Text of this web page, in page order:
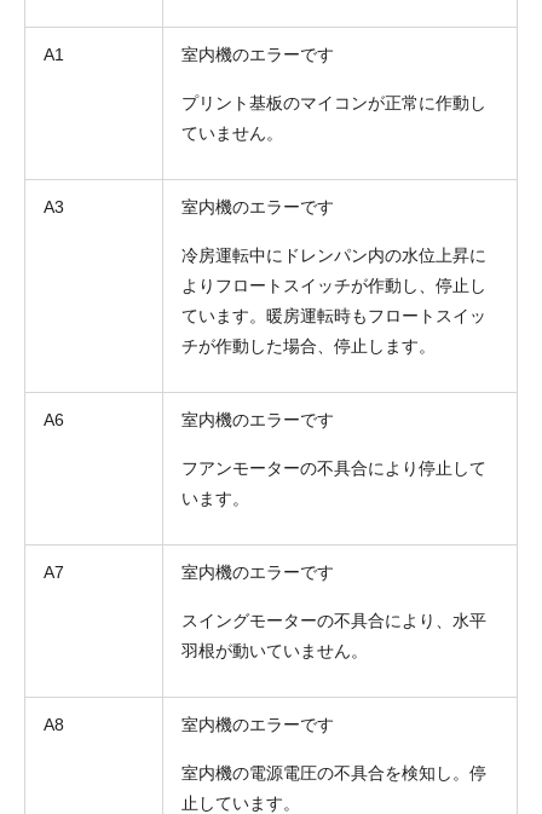
A1 室内機のエラーです
プリント基板のマイコンが正常に作動し
ていません。
A3 室内機のエラーです
冷房運転中にドレンパン内の水位上昇に
よりフロートスイッチが作動し、停止し
ています。暖房運転時もフロートスイッ
チが作動した場合、停止します。
A6 室内機のエラーです
フアンモーターの不具合により停止して
います。
A7 室内機のエラーです
スイングモーターの不具合により、水平
羽根が動いていません。
A8 室内機のエラーです
室内機の電源電圧の不具合を検知し。停
止しています。